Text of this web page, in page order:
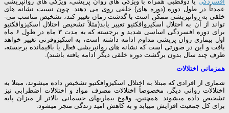
عمدتاً در طول دوره (دوره­ های) خلقی روی می­ دهند. چون نسبت نشانه­ های
خلقی به روان­پریشی ممکن است با گذشت زمان تغییر کند، تشخیص مناسب می­
تواند از آن به اختلال اسکیزوافکتیو تغییر یابد(مثلاً تشخیص اختلال اسکیزوافکتیو
برای دوره افسردگی اساسی شدید و برجسته که به مدت ۳ ماه در طول ۶ ماه
اول بیماری روان ­پریشی مداوم ادامه داشته است، به اسکیزوفرنی تغییر خواهد
یافت و این در صورتی است که نشانه ­های روان­پریشی فعال یا باقیمانده برجسته،
ظرف چند سال بدون برگشت دوره خلقی دیگر ادامه یافته باشند).
همزمانی اختلالات
شماری از افرادی که مبتلا به اختلال اسکیزوافکتیو تشخیص داده می­شوند، مبتلا به
اختلالات روانی دیگر، مخصوصاً اختلالات مصرف مواد و اختلالات اضطرابی نیز
تشخیص داده می­شوند. همچنین، وقوع بیماری­های جسمانی بالاتر از میزان پایه
برای کل جمعیت افزایش می­یابد و به کاهش امید زندگی منجر می­شود.